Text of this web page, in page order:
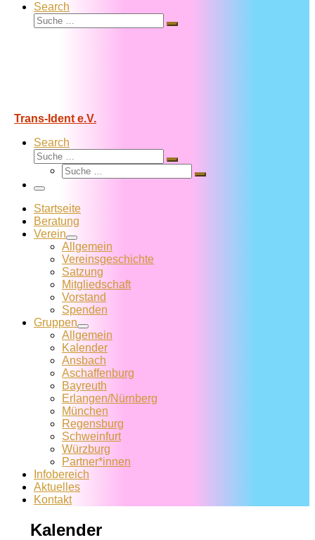
Search
Suche
Suche
Trans-Ident e.V.
Search
Suche
Suche
Suche
Suche
Menü
Startseite
Beratung
Verein
Allgemein
Vereins­geschichte
Satzung
Mitglied­schaft
Vorstand
Spenden
Gruppen
Allgemein
Kalender
Ansbach
Aschaffenburg
Bayreuth
Erlangen/Nürnberg
München
Regensburg
Schweinfurt
Würzburg
Partner*innen
Infobereich
Aktuelles
Kontakt
Kalender